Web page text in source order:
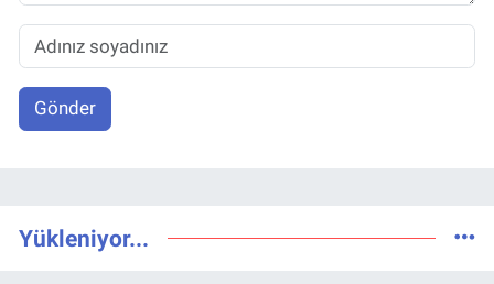
Gönder
Yükleniyor...